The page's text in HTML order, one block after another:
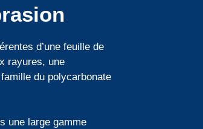
d’une feuille de
rayures, une
du polycarbonate
une large gamme